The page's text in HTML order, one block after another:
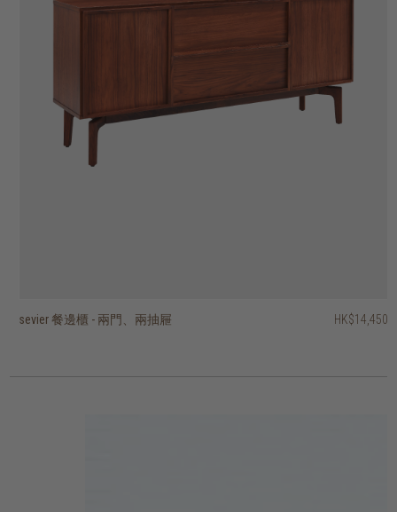
sevier 餐邊櫃 - 兩門、兩抽屜 HK$14,450
basic 餐邊櫃 - 四櫃門、四抽屜 HK$26,950
pillar 三門餐邊櫃 HK$26,950
pillar 兩門餐邊櫃 HK$19,450
stairs 三門餐邊櫃 HK$24,950
roller max 餐邊櫃- 兩趟門 HK$23,450
timba 餐邊櫃 - 四門、單開放式層架 HK$19,950
timba 餐邊櫃 - 三門、單開放式層架 HK$16,950
timba 兩門餐邊櫃、單開放層架 HK$12,950
ligna 餐邊櫃 - 三門、三抽屜 HK$29,950